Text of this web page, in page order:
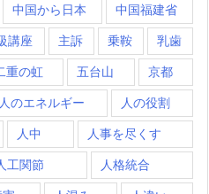
中国から日本 中国福建省
講座 主訴 乗鞍 乳歯
重の虹 五台山 京都
人のエネルギー 人の役割
人中 人事を尽くす
工関節 人格統合